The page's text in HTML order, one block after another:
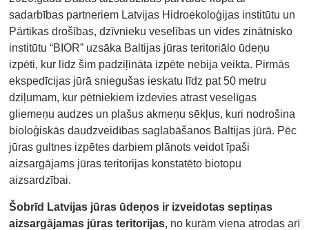
sadarbības partneriem Latvijas Hidroekoloģijas institūtu un
Pārtikas drošības, dzīvnieku veselības un vides zinātnisko
institūtu “BIOR” uzsāka Baltijas jūras teritoriālo ūdeņu
izpēti, kur līdz šim padziļināta izpēte nebija veikta. Pirmās
ekspedīcijas jūrā sniegušas ieskatu līdz pat 50 metru
dziļumam, kur pētniekiem izdevies atrast veselīgas
gliemeņu audzes un plašus akmeņu sēkļus, kuri nodrošina
bioloģiskās daudzveidības saglabāšanos Baltijas jūrā. Pēc
jūras gultnes izpētes darbiem plānots veidot īpaši
aizsargājams jūras teritorijas konstatēto biotopu
aizsardzībai.
Šobrīd Latvijas jūras ūdeņos ir izveidotas septiņas
aizsargājamas jūras teritorijas, no kurām viena atrodas arī